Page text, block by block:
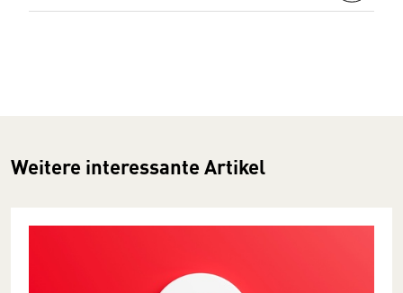
Weitere interessante Artikel